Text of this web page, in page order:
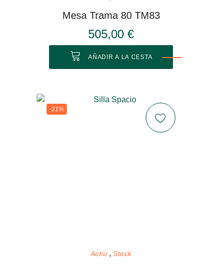
Mesa Trama 80 TM83
505,00 €
AÑADIR A LA CESTA
-21%
Actiu Stock